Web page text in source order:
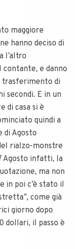
maggiore
hanno deciso di
l’altro
e danno
trasferimento di
secondi. E in un
di casa si è
quindi a
di Agosto
rialzo-monstre
Agosto infatti, la
ma non
in poi c’è stato il
come già
giorno dopo
dollari, il passo è